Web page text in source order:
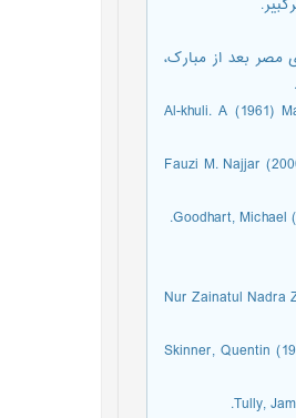
10، القاهره، دارالشروق مجموعه نویسندگان (1393) سلفی‌های مصر بعد از مبارک،
Al-khuli. A (1961)
Fauzi M. Najjar
Goodhart, Michael
Nur Zainatul Nadra
Skinner, Quentin
Tully,